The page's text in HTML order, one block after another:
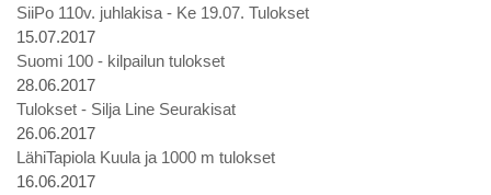
SiiPo 110v. juhlakisa - Ke 19.07. Tulokset
15.07.2017
Suomi 100 - kilpailun tulokset
28.06.2017
Tulokset - Silja Line Seurakisat
26.06.2017
LähiTapiola Kuula ja 1000 m tulokset
16.06.2017